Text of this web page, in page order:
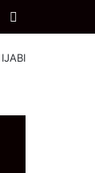
Artikel Acak